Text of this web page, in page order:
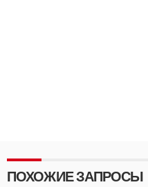
ПОХОЖИЕ ЗАПРОСЫ